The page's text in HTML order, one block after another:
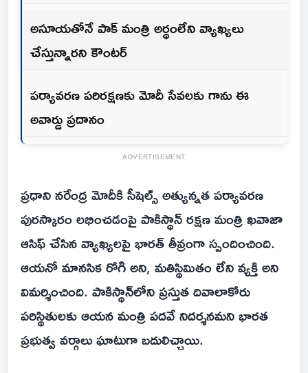
అసూయతోనే పాక్ మంత్రి అర్థంలేని వ్యాఖ్యలు
చేస్తున్నారని కౌంటర్
పర్యావరణ పరిరక్షణకు మోదీ సేవలకు గాను ఈ
అవార్డు ప్రదానం
ADVERTISEMENT
ప్రధాని నరేంద్ర మోదీకి సీషెల్స్ అత్యున్నత పర్యావరణ
పురస్కారం లభించడంపై పాకిస్థాన్ రక్షణ మంత్రి ఖవాజా
ఆసిఫ్ చేసిన వ్యాఖ్యలపై భారత్ తీవ్రంగా స్పందించింది.
ఆయనో మానసిక రోగి అని, మతిస్థిమితం లేని వ్యక్తి అని
విమర్శించింది. పాకిస్థాన్‌లోని ప్రస్తుత దివాలాకోరు
పరిస్థితులకు ఆయన మంత్రి పదవే నిదర్శనమని భారత
ప్రభుత్వ వర్గాలు ఘాటుగా బదులిచ్చాయి.